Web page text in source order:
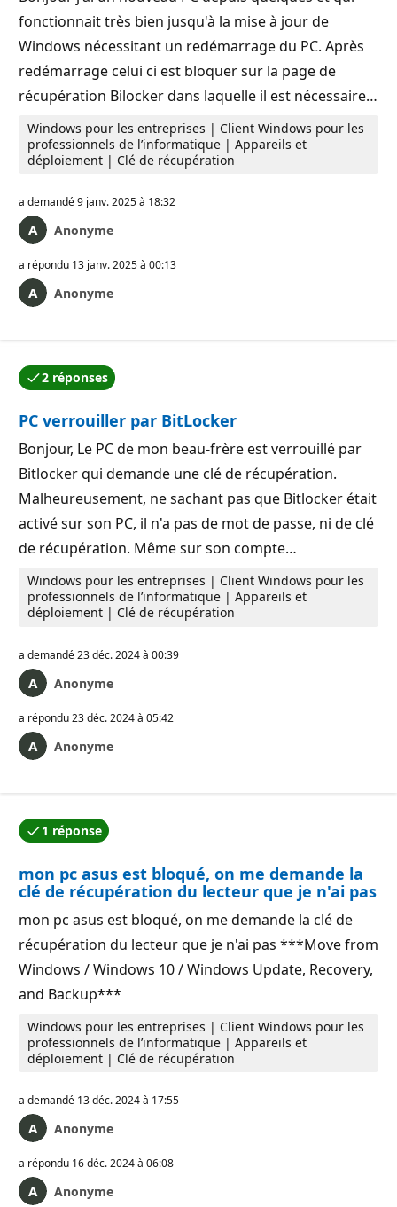
fonctionnait très bien jusqu'à la mise à jour de
Windows nécessitant un redémarrage du PC. Après
redémarrage celui ci est bloquer sur la page de
récupération Bilocker dans laquelle il est nécessaire…
Windows pour les entreprises | Client Windows pour les
professionnels de l’informatique | Appareils et
déploiement | Clé de récupération
a demandé9 janv. 2025 à 18:32
Anonyme
a répondu 13 janv. 2025 à 00:13
Anonyme
2 réponses
L’une des réponses a été acceptée par l’auteur de la
PC verrouiller par BitLocker
Bonjour, Le PC de mon beau-frère est verrouillé par
Bitlocker qui demande une clé de récupération.
Malheureusement, ne sachant pas que Bitlocker était
activé sur son PC, il n'a pas de mot de passe, ni de clé
de récupération. Même sur son compte…
Windows pour les entreprises | Client Windows pour les
professionnels de l’informatique | Appareils et
déploiement | Clé de récupération
a demandé23 déc. 2024 à 00:39
Anonyme
a répondu23 déc. 2024 à 05:42
Anonyme
1 réponse
L’une des réponses a été acceptée par l’auteur de la
mon pc asus est bloqué, on me demande la
clé de récupération du lecteur que je n'ai pas
mon pc asus est bloqué, on me demande la clé de
récupération du lecteur que je n'ai pas ***Move from
Windows / Windows 10 / Windows Update, Recovery,
and Backup***
Windows pour les entreprises | Client Windows pour les
professionnels de l’informatique | Appareils et
déploiement | Clé de récupération
a demandé 13 déc. 2024 à 17:55
Anonyme
a répondu 16 déc. 2024 à 06:08
Anonyme